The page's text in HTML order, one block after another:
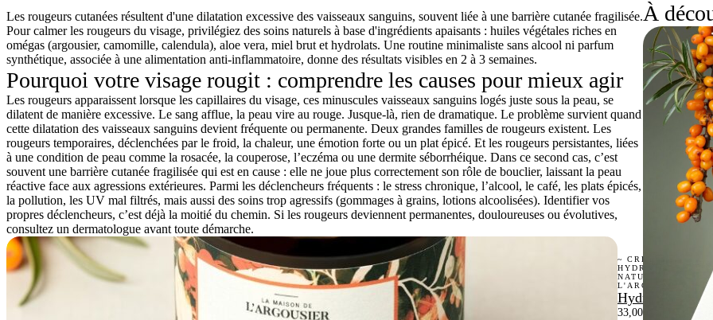
Les rougeurs cutanées résultent d'une dilatation excessive des vaisseaux sanguins, souvent liée à une barrière cutanée fragilisée.
Pour calmer les rougeurs du visage, privilégiez des soins naturels à base d'ingrédients apaisants : huiles végétales riches en
omégas (argousier, camomille, calendula), aloe vera, miel brut et hydrolats. Une routine minimaliste sans alcool ni parfum
synthétique, associée à une alimentation anti-inflammatoire, donne des résultats visibles en 2 à 3 semaines.
Pourquoi votre visage rougit : comprendre les causes pour mieux agir
Les rougeurs apparaissent lorsque les capillaires du visage, ces minuscules vaisseaux sanguins logés juste sous la peau, se
dilatent de manière excessive. Le sang afflue, la peau vire au rouge. Jusque-là, rien de dramatique. Le problème survient quand
cette dilatation des vaisseaux sanguins devient fréquente ou permanente. Deux grandes familles de rougeurs existent. Les
rougeurs temporaires, déclenchées par le froid, la chaleur, une émotion forte ou un plat épicé. Et les rougeurs persistantes, liées
à une condition de peau comme la rosacée, la couperose, l’eczéma ou une dermite séborrhéique. Dans ce second cas, c’est
souvent une barrière cutanée fragilisée qui est en cause : elle ne joue plus correctement son rôle de bouclier, laissant la peau
réactive face aux agressions extérieures. Parmi les déclencheurs fréquents : le stress chronique, l’alcool, le café, les plats épicés,
la pollution, les UV mal filtrés, mais aussi des soins trop agressifs (gommages à grains, lotions alcoolisées). Identifier vos
propres déclencheurs, c’est déjà la moitié du chemin. Si les rougeurs deviennent permanentes, douloureuses ou évolutives,
consultez un dermatologue avant toute démarche.
~ CRÈME
HYDRATANTE
NATURELLE À
L'ARGOUSIER ~
Hydra Protect
33,00
À